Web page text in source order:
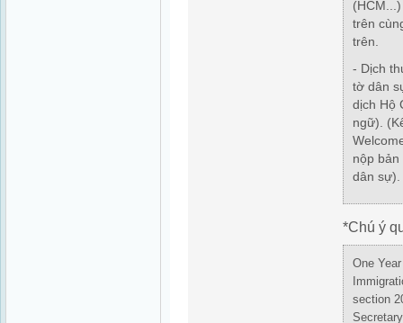
trên
trên.
- Dịch
tờ dân
dịch Hộ
ngữ).
nộp bản
dân sự)
*Chú ý
One
section